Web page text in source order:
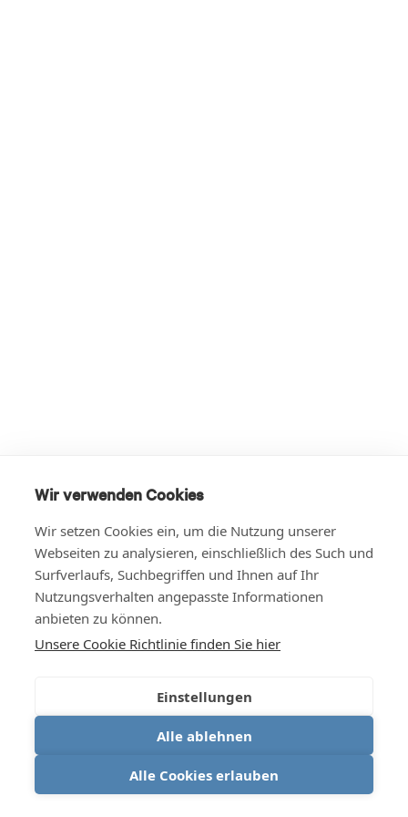
Wir verwenden Cookies
Wir setzen Cookies ein, um die Nutzung unserer
Webseiten zu analysieren, einschließlich des Such und
Surfverlaufs, Suchbegriffen und Ihnen auf Ihr
Nutzungsverhalten angepasste Informationen
anbieten zu können.
Unsere Cookie Richtlinie finden Sie hier
Einstellungen
Alle ablehnen
Alle Cookies erlauben